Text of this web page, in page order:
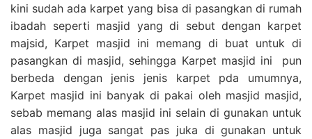
kini sudah ada karpet yang bisa di pasangkan di rumah
ibadah seperti masjid yang di sebut dengan karpet
majsid, Karpet masjid ini memang di buat untuk di
pasangkan di masjid, sehingga Karpet masjid ini pun
berbeda dengan jenis jenis karpet pda umumnya,
Karpet masjid ini banyak di pakai oleh masjid masjid,
sebab memang alas masjid ini selain di gunakan untuk
alas masjid juga sangat pas juka di gunakan untuk